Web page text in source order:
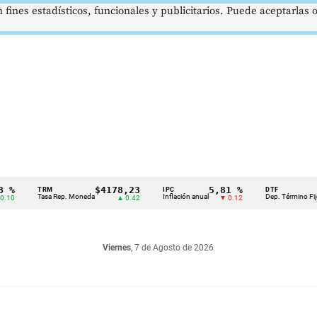
TRM
Tasa Rep. Moneda
$4178,23
▲ 0.42
IPC
Inflación anual
5,81 %
▼ 0.12
DTF
Dep. Término Fijo ▲
Viernes, 7 de Agosto de 2026
estadísticos, funcionales y publicitarios. Puede aceptarlas